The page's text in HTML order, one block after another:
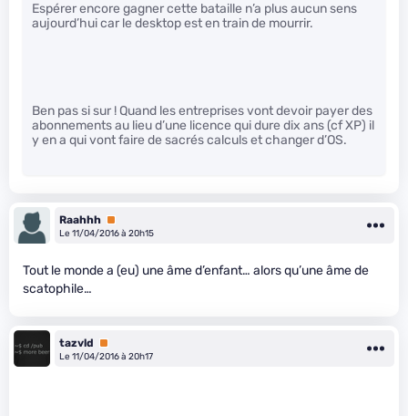
Espérer encore gagner cette bataille n’a plus aucun sens
aujourd’hui car le desktop est en train de mourrir.
Ben pas si sur ! Quand les entreprises vont devoir payer des
abonnements au lieu d’une licence qui dure dix ans (cf XP) il
y en a qui vont faire de sacrés calculs et changer d’OS.
Raahhh Premium
Le 11/04/2016 à 20h15
Tout le monde a (eu) une âme d’enfant… alors qu’une âme de
scatophile…
tazvld
Premium
Le 11/04/2016 à 20h17